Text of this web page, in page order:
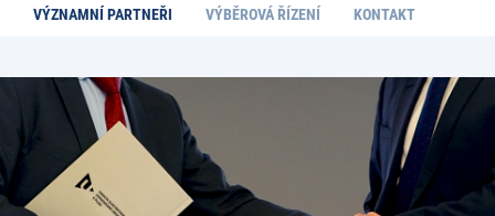
VÝZNAMNÍ PARTNEŘI VÝBĚROVÁ ŘÍZENÍ KONTAKT